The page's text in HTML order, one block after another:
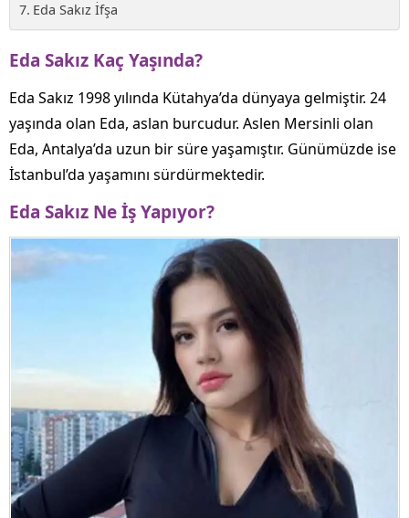
Eda Sakız İfşa
Eda Sakız Kaç Yaşında?
Eda Sakız 1998 yılında Kütahya’da dünyaya gelmiştir. 24
yaşında olan Eda, aslan burcudur. Aslen Mersinli olan
Eda, Antalya’da uzun bir süre yaşamıştır. Günümüzde ise
İstanbul’da yaşamını sürdürmektedir.
Eda Sakız Ne İş Yapıyor?